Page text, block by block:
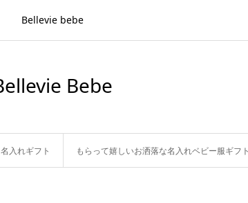
Bellevie bebe
Bebe
名入れギフト もらって嬉しいお洒落な名入れベビー服ギフ